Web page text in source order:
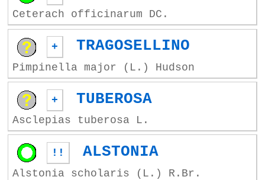
Ceterach officinarum DC.
+ TRAGOSELLINO
Pimpinella major (L.) Hudson
+ TUBEROSA
Asclepias tuberosa L.
!! ALSTONIA
Alstonia scholaris (L.) R.Br.